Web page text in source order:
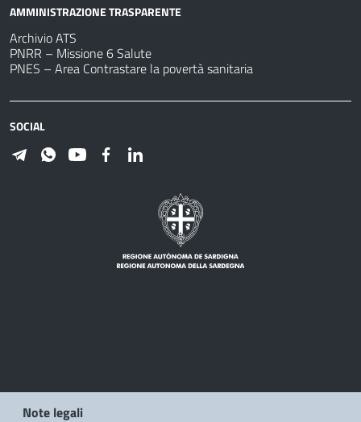
AMMINISTRAZIONE TRASPARENTE
Archivio ATS
PNRR – Missione 6 Salute
PNES – Area Contrastare la povertà sanitaria
SOCIAL
Note legali